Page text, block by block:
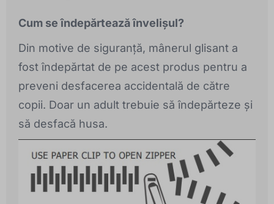
Cum se îndepărtează învelișul?
Din motive de siguranță, mânerul glisant a
fost îndepărtat de pe acest produs pentru a
preveni desfacerea accidentală de către
copii. Doar un adult trebuie să îndepărteze și
să desfacă husa.